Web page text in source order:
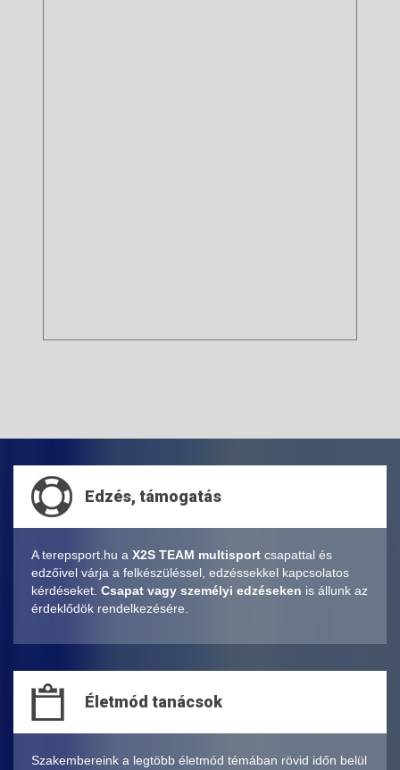
Edzés, támogatás
A terepsport.hu a X2S TEAM multisport csapattal és
edzőivel várja a felkészüléssel, edzéssekkel kapcsolatos
kérdéseket. Csapat vagy személyi edzéseken is állunk az
érdeklődök rendelkezésére.
Életmód tanácsok
Szakembereink a legtöbb életmód témában rövid időn belül